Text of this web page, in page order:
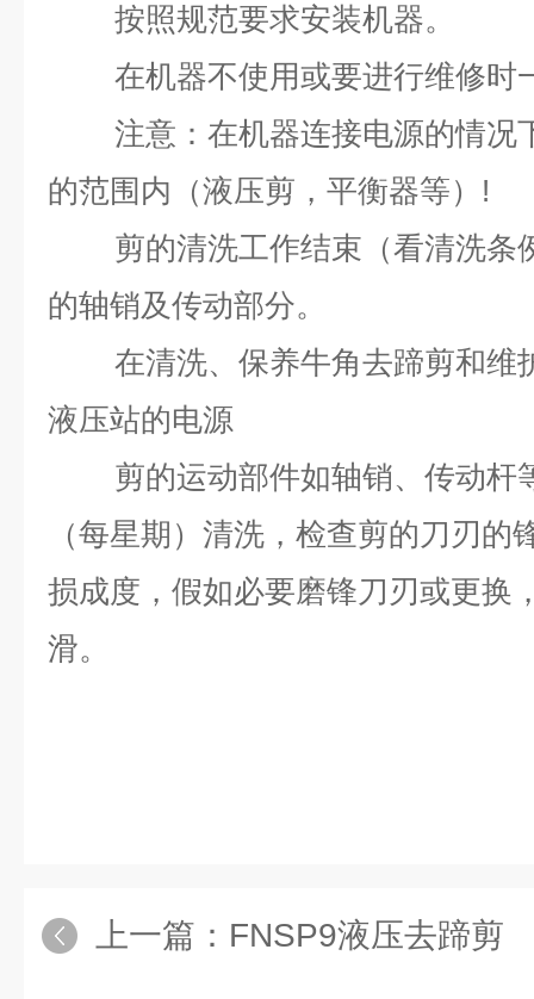
按照规范要求安装机器。
在机器不使用或要进行维修时
注意：在机器连接电源的情况
的范围内（液压剪，平衡器等）!
剪的清洗工作结束（看清洗条
的轴销及传动部分。
在清洗、保养牛角去蹄剪和维
液压站的电源
剪的运动部件如轴销、传动杆
（每星期）清洗，检查剪的刀刃的
损成度，假如必要磨锋刀刃或更换
滑。
上一篇： FNSP9液压去蹄剪